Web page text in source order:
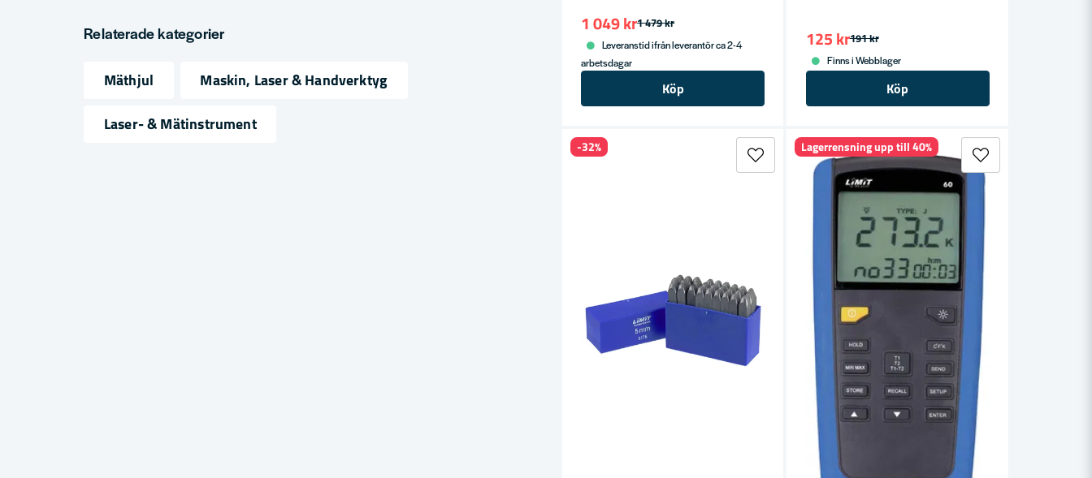
Fråga oss något om denna produkten...
Relaterade kategorier
Mäthjul
Maskin, Laser & Handverktyg
Laser- & Mätinstrument
1 479 kr
1 049 kr
Leveranstid ifrån leverantör ca 2-4
arbetsdagar
Köp
191 kr
125 kr
Finns i Webblager
Köp
-32% Lagerrensning upp till 40%